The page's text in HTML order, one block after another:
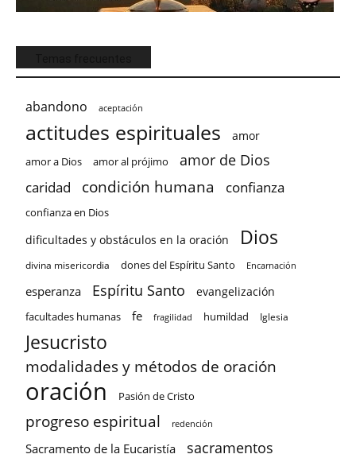
abandono aceptación
actitudes espirituales amor
amor a Dios amor al prójimo amor de Dios
caridad condición humana confianza
confianza en Dios
dificultades y obstáculos en la oración Dios
divina misericordia dones del Espíritu Santo Encarnación
esperanza Espíritu Santo evangelización
facultades humanas fe fragilidad humildad Iglesia
Jesucristo
modalidades y métodos de oración
oración Pasión de Cristo
progreso espiritual redención
Sacramento de la Eucaristía sacramentos